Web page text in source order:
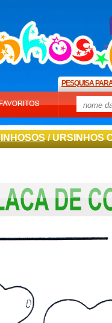
PESQUISA
/ URSINHOS